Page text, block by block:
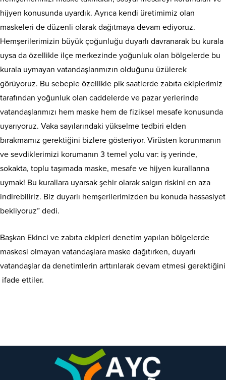
hijyen konusunda uyardık. Ayrıca kendi üretimimiz olan
maskeleri de düzenli olarak dağıtmaya devam ediyoruz.
Hemşerilerimizin büyük çoğunluğu duyarlı davranarak bu kurala
uysa da özellikle ilçe merkezinde yoğunluk olan bölgelerde bu
kurala uymayan vatandaşlarımızın olduğunu üzülerek
görüyoruz. Bu sebeple özellikle pik saatlerde zabıta ekiplerimiz
tarafından yoğunluk olan caddelerde ve pazar yerlerinde
vatandaşlarımızı hem maske hem de fiziksel mesafe konusunda
uyarıyoruz. Vaka sayılarındaki yükselme tedbiri elden
bırakmamız gerektiğini bizlere gösteriyor. Virüsten korunmanın
ve sevdiklerimizi korumanın 3 temel yolu var: iş yerinde,
sokakta, toplu taşımada maske, mesafe ve hijyen kurallarına
uymak! Bu kurallara uyarsak şehir olarak salgın riskini en aza
indirebiliriz. Biz duyarlı hemşerilerimizden bu konuda hassasiyet
bekliyoruz” dedi.
Başkan Ekinci ve zabıta ekipleri denetim yapılan bölgelerde
maskesi olmayan vatandaşlara maske dağıtırken, duyarlı
vatandaşlar da denetimlerin arttırılarak devam etmesi gerektiğini
ifade ettiler.